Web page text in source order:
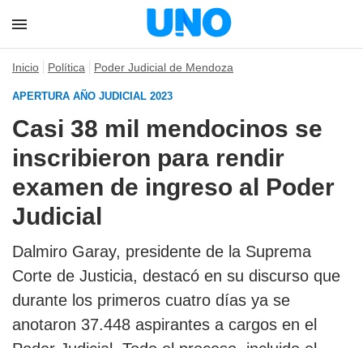
Inicio Política Poder Judicial de Mendoza
APERTURA AÑO JUDICIAL 2023
Casi 38 mil mendocinos se
inscribieron para rendir
examen de ingreso al Poder
Judicial
Dalmiro Garay, presidente de la Suprema
Corte de Justicia, destacó en su discurso que
durante los primeros cuatro días ya se
anotaron 37.448 aspirantes a cargos en el